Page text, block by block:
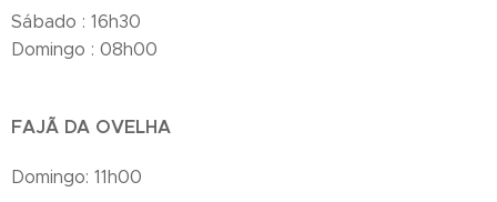
Sábado : 16h30
Domingo : 08h00
FAJÃ DA OVELHA
Domingo: 11h00